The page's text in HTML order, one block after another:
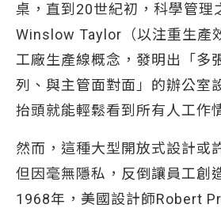
桌，直到20世紀初，科學管理
Winslow Taylor（以注重生產
工廠生產線概念，發明出「多
列、與主管面對面」的辦公室
抬頭就能輕鬆看到所有人工作
然而，這種大型開放式設計或
但因毫無隱私，反倒讓員工創
1968年，美國設計師Robert